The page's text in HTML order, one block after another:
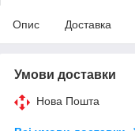
Опис Доставка
Умови доставки
Нова Пошта